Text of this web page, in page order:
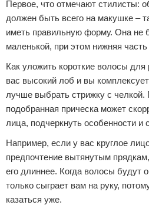
Первое, что отмечают стилисты:
должен быть всего на макушке –
иметь правильную форму. Она не
маленькой, при этом нижняя
Как уложить короткие волосы для
вас высокий лоб и вы
лучше выбрать стрижку с челкой.
подобранная прическа может
лица, подчеркнуть особенности и
Например, если у вас круглое
предпочтение вытянутым
его длиннее. Когда волосы будут
только сыграет вам на руку,
казаться уже.